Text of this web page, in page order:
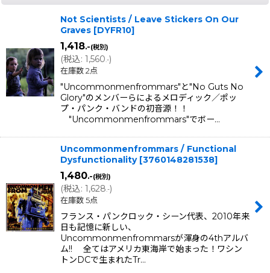
Not Scientists / Leave Stickers On Our
Graves [DYFR10]
1,418.-(税別)
(税込: 1,560.-)
在庫数 2点
"Uncommonmenfrommars"と"No Guts No
Glory"のメンバーらによるメロディック／ポッ
プ・パンク・バンドの初音源！！
"Uncommonmenfrommars"でボー…
Uncommonmenfrommars / Functional
Dysfunctionality [3760148281538]
1,480.-(税別)
(税込: 1,628.-)
在庫数 5点
フランス・パンクロック・シーン代表、2010年来
日も記憶に新しい、
Uncommonmenfrommarsが渾身の4thアルバ
ム!! 全てはアメリカ東海岸で始まった！ワシン
トンDCで生まれたTr…